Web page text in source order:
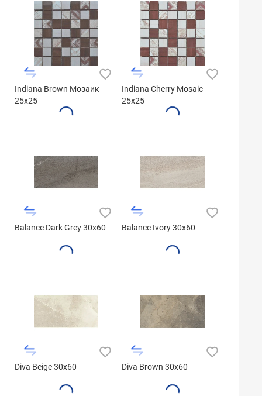
Indiana Brown Мозаик
25x25
Indiana Cherry Mosaic
25x25
Balance Dark Grey 30x60 Balance Ivory 30x60
Diva Beige 30x60 Diva Brown 30x60